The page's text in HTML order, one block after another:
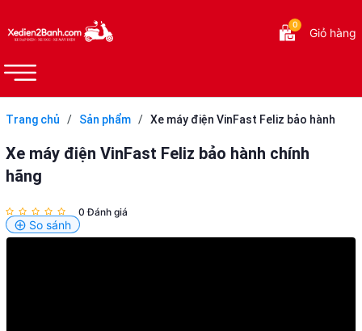
0
Giỏ hàng
Trang chủ / Sản phẩm / Xe máy điện VinFast Feliz bảo hành
Xe máy điện VinFast Feliz bảo hành chính
hãng
0 Đánh giá
So sánh